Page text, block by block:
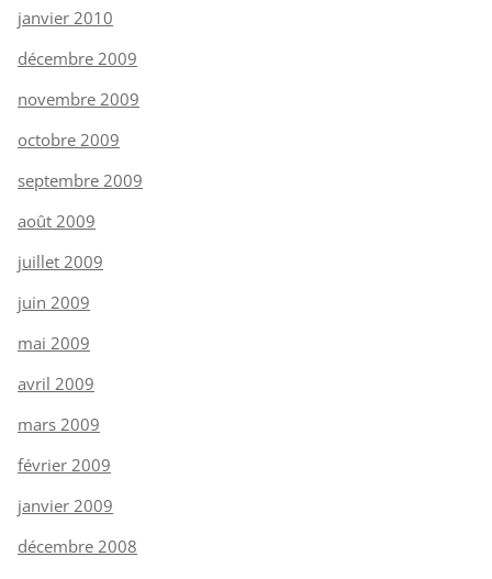
janvier 2010
décembre 2009
novembre 2009
octobre 2009
septembre 2009
août 2009
juillet 2009
juin 2009
mai 2009
avril 2009
mars 2009
février 2009
janvier 2009
décembre 2008